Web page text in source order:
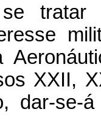
tratar
XXII,
dar-se-